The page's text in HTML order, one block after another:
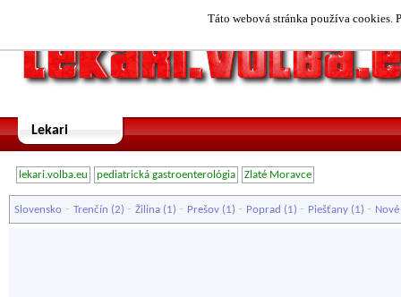
Táto webová stránka používa cookies.
Lekari
lekari.volba.eu pediatrická gastroenterológia Zlaté Moravce
Slovensko - Trenčín (2) - Žilina (1) - Prešov (1) - Poprad (1) - Piešťany (1) -